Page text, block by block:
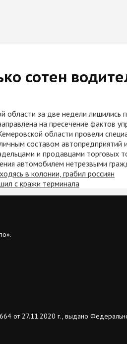
сотен
области за две недели
на пресечение фактов
области провели
составом
и продавцами
автомобилем нетрезвыми
в колонии, грабил россиян
с кражи терминала
от 27.11.2020 г., выдано